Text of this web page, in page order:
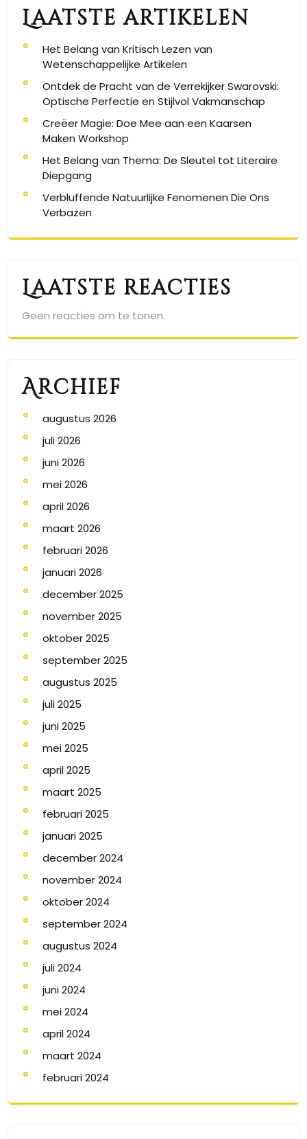
Laatste artikelen
Het Belang van Kritisch Lezen van
Wetenschappelijke Artikelen
Ontdek de Pracht van de Verrekijker Swarovski:
Optische Perfectie en Stijlvol Vakmanschap
Creëer Magie: Doe Mee aan een Kaarsen
Maken Workshop
Het Belang van Thema: De Sleutel tot Literaire
Diepgang
Verbluffende Natuurlijke Fenomenen Die Ons
Verbazen
Laatste reacties
Geen reacties om te tonen.
Archief
augustus 2026
juli 2026
juni 2026
mei 2026
april 2026
maart 2026
februari 2026
januari 2026
december 2025
november 2025
oktober 2025
september 2025
augustus 2025
juli 2025
juni 2025
mei 2025
april 2025
maart 2025
februari 2025
januari 2025
december 2024
november 2024
oktober 2024
september 2024
augustus 2024
juli 2024
juni 2024
mei 2024
april 2024
maart 2024
februari 2024